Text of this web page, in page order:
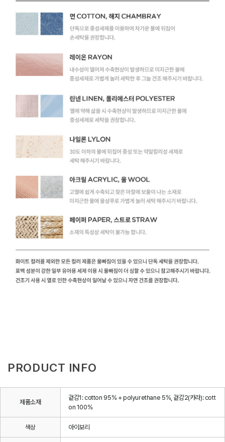
PRODUCT INFO
제품소재
겉감1: cotton 95% + polyurethane 5%, 겉감2(카라): cott
on 100%
색상 아이보리